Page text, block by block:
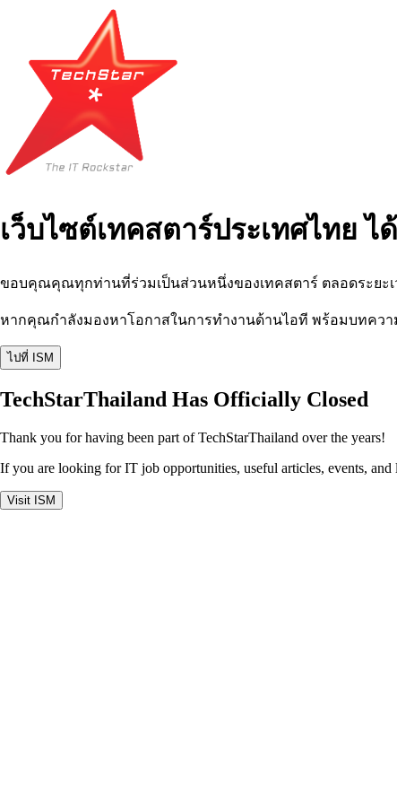
เว็บไซต์เทคสตาร์ประเทศไทย
ขอบคุณคุณทุกท่านที่ร่วมเป็นส่วนหนึ่งของเทคสตาร์ ตลอดระยะเ
หากคุณกำลังมองหาโอกาสในการทำงานด้านไอที พร้อมบทควา
ไปที่ ISM
TechStarThailand Has Officially Closed
Thank you for having been part of TechStarThailand over the years!
If you are looking for IT job opportunities, useful articles, events,
Visit ISM